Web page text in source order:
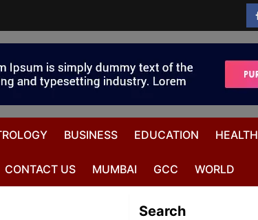
BUSINESS EDUCATION HEALTH
CONTACT US MUMBAI GCC WORLD
Search